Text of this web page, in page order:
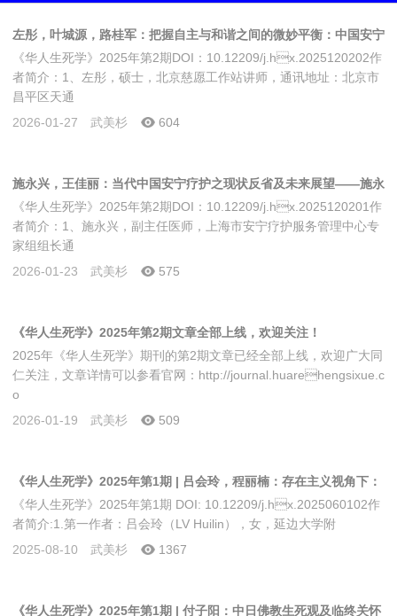
左彤，叶城源，路桂军：把握自主与和谐之间的微妙平衡：中国安宁
疗护干预措施文化适应性案例研究
《华人生死学》2025年第2期DOI：10.12209/j.hx.2025120202作
者简介：1、左彤，硕士，北京慈愿工作站讲师，通讯地址：北京市
昌平区天通
2026-01-27
武美杉 604
施永兴，王佳丽：当代中国安宁疗护之现状反省及未来展望——施永
兴教授专题访谈
《华人生死学》2025年第2期DOI：10.12209/j.hx.2025120201作
者简介：1、施永兴，副主任医师，上海市安宁疗护服务管理中心专
家组组长通
2026-01-23
武美杉 575
《华人生死学》2025年第2期文章全部上线，欢迎关注！
2025年《华人生死学》期刊的第2期文章已经全部上线，欢迎广大同
仁关注，文章详情可以参看官网：http://journal.huarehengsixue.c
o
2026-01-19
武美杉 509
《华人生死学》2025年第1期 | 吕会玲，程丽楠：存在主义视角下：
断舍离理念对生死认知的反思与重构
《华人生死学》2025年第1期 DOI: 10.12209/j.hx.2025060102作
者简介:1.第一作者：吕会玲（LV Huilin），女，延边大学附
2025-08-10
武美杉 1367
《华人生死学》2025年第1期 | 付子阳：中日佛教生死观及临终关怀